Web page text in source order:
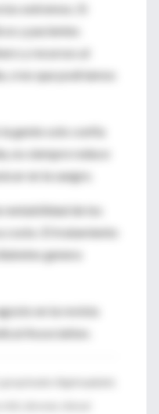
extremos. Si
y pacientes
y recursos al
creo que podríamos
gente solo confía
no siempre reduce
en la sangre.
de los
costo. El tratamiento
genera
en la revista
Association.